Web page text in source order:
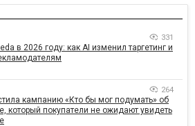
331
в 2026 году: как AI изменил таргетинг и
264
кампанию «Кто бы мог подумать» об
который покупатели не ожидают увидеть